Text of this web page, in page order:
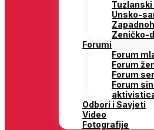
Unsko-
Zeničko-
Forumi
Forum
Forum
Forum
Forum
Odbori i Savjeti
Video
Fotografije